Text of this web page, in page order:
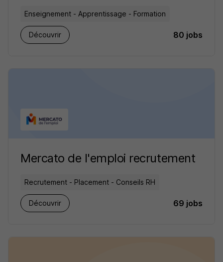
Enseignement - Apprentissage - Formation
Découvrir 80 jobs
Mercato de l'emploi recrutement
Recrutement - Placement - Conseils RH
Découvrir 69 jobs